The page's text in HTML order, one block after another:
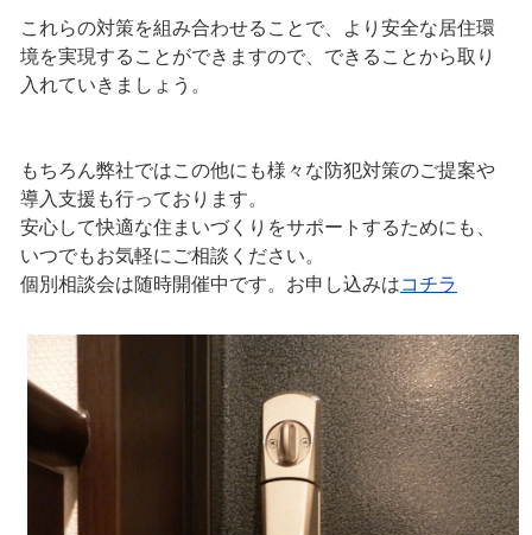
これらの対策を組み合わせることで、より安全な居住環
境を実現することができますので、できることから取り
入れていきましょう。
もちろん弊社ではこの他にも様々な防犯対策のご提案や
導入支援も行っております。
安心して快適な住まいづくりをサポートするためにも、
いつでもお気軽にご相談ください。
個別相談会は随時開催中です。お申し込みはコチラ